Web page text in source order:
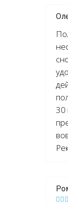
30